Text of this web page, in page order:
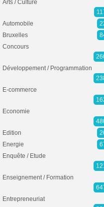
Arts / Culture
Automobile
Bruxelles
Concours
Développement / Programmation
E-commerce
Economie
Edition
Energie
Enquête / Etude
Enseignement / Formation
Entrepreneuriat